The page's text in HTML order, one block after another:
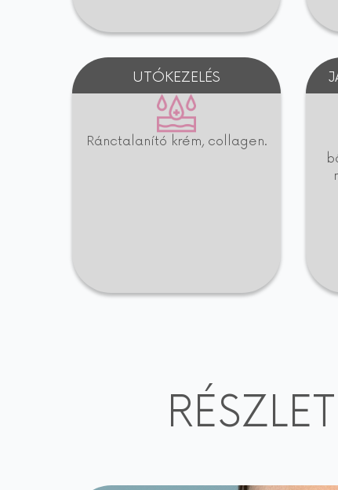
UTÓKEZELÉS
Ránctalanító krém, collagen.